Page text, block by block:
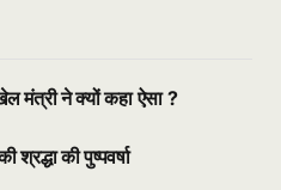
मंत्री ने क्यों कहा ऐसा ?
की पुष्पवर्षा